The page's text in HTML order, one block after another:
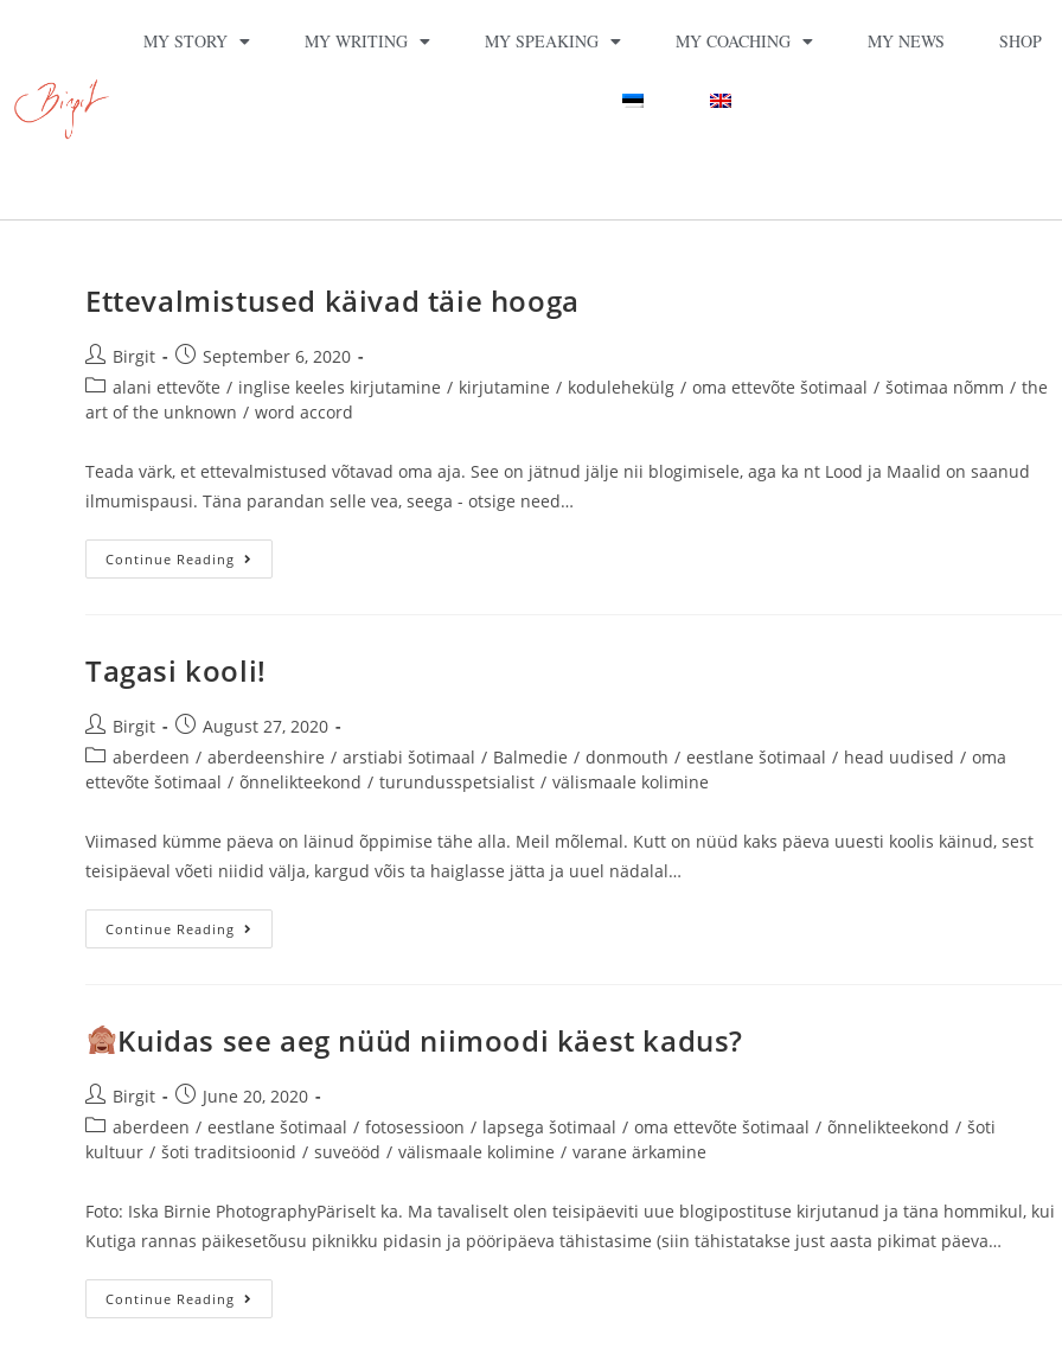
MY STORY MY WRITING MY SPEAKING MY COACHING MY NEWS SHOP
Ettevalmistused käivad täie hooga
Birgit
September 6, 2020
alani ettevõte / inglise keeles kirjutamine / kirjutamine / kodulehekülg / oma ettevõte šotimaal / šotimaa nõmm / the
art of the unknown / word accord
Teada värk, et ettevalmistused võtavad oma aja. See on jätnud jälje nii blogimisele, aga ka nt Lood ja Maalid on saanud
ilmumispausi. Täna parandan selle vea, seega - otsige need…
Continue Reading
Tagasi kooli!
Birgit
August 27, 2020
aberdeen / aberdeenshire / arstiabi šotimaal / Balmedie / donmouth / eestlane šotimaal / head uudised / oma
ettevõte šotimaal / õnnelikteekond / turundusspetsialist / välismaale kolimine
Viimased kümme päeva on läinud õppimise tähe alla. Meil mõlemal. Kutt on nüüd kaks päeva uuesti koolis käinud, sest
teisipäeval võeti niidid välja, kargud võis ta haiglasse jätta ja uuel nädalal…
Continue Reading
Kuidas see aeg nüüd niimoodi käest kadus?
Birgit
June 20, 2020
aberdeen / eestlane šotimaal / fotosessioon / lapsega šotimaal / oma ettevõte šotimaal / õnnelikteekond / šoti
kultuur / šoti traditsioonid / suveööd / välismaale kolimine / varane ärkamine
Foto: Iska Birnie PhotographyPäriselt ka. Ma tavaliselt olen teisipäeviti uue blogipostituse kirjutanud ja täna hommikul, kui
Kutiga rannas päikesetõusu piknikku pidasin ja pööripäeva tähistasime (siin tähistatakse just aasta pikimat päeva…
Continue Reading